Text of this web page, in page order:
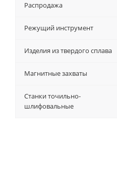
Распродажа
Режущий инструмент
Изделия из твердого сплава
Магнитные захваты
Станки точильно-
шлифовальные